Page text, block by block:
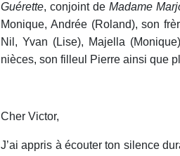
Guérette, conjoint de Madame
Monique, Andrée (Roland), son
Nil, Yvan (Lise), Majella
nièces, son filleul Pierre ainsi que
Cher Victor,
J’ai appris à écouter ton silence